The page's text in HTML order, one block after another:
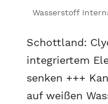
Wasserstoff
Schottland:
integriertem
senken +++
auf weißen